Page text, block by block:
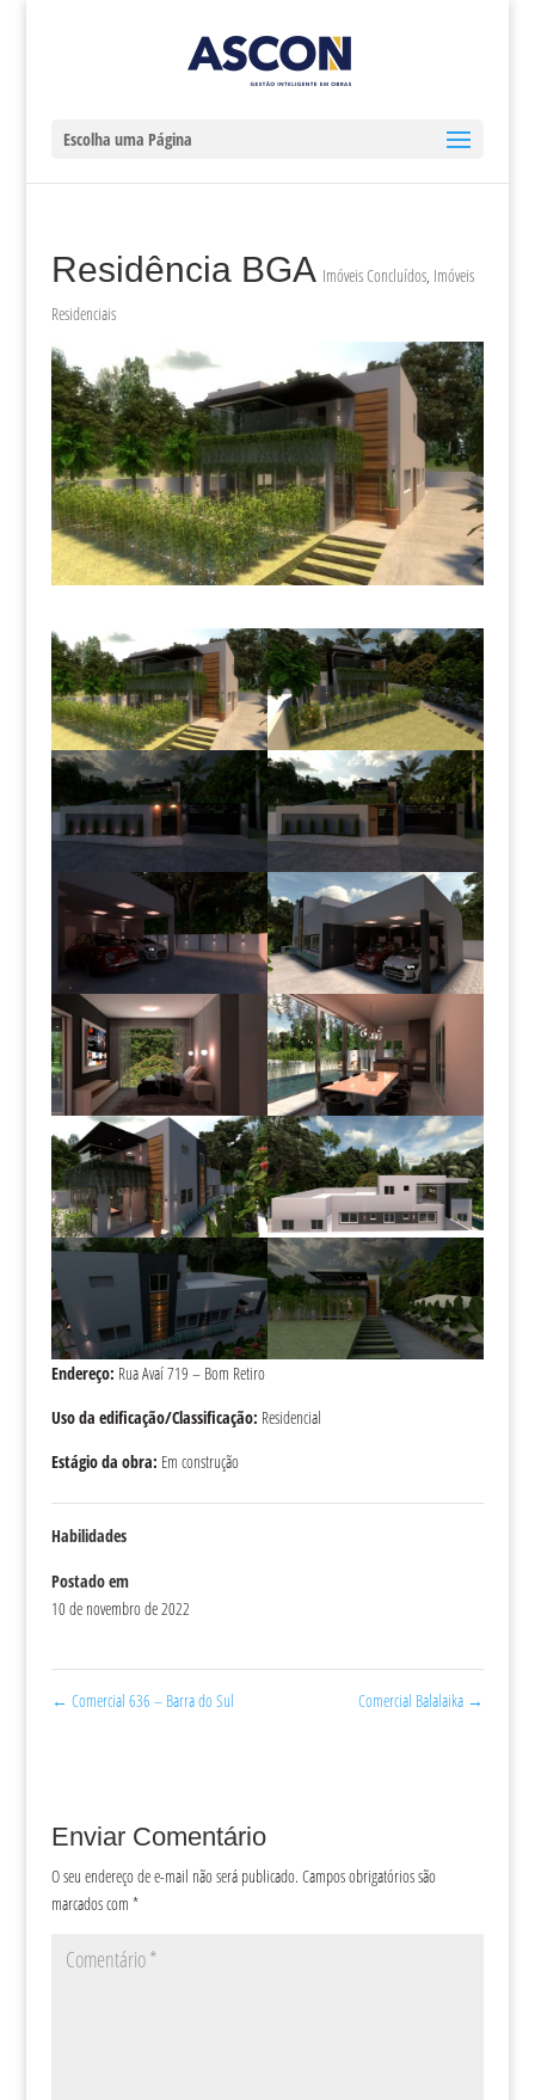
Escolha uma Página
Residência BGA Imóveis Concluídos, Imóveis
Residenciais
Endereço: Rua Avaí 719 – Bom Retiro
Uso da edificação/Classificação: Residencial
Estágio da obra: Em construção
Habilidades
Postado em
10 de novembro de 2022
← Comercial 636 – Barra do Sul Comercial Balalaika →
Enviar Comentário
O seu endereço de e-mail não será publicado. Campos obrigatórios são
marcados com *